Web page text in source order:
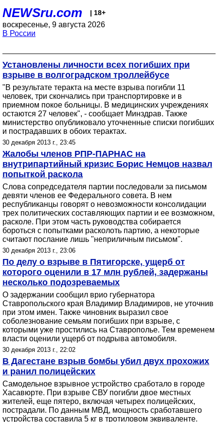
NEWSru.com | 18+
воскресенье, 9 августа 2026
В России
Установлены личности всех погибших при
взрыве в волгоградском троллейбусе
"В результате теракта на месте взрыва погибли 11
человек, три скончались при транспортировке и в
приемном покое больницы. В медицинских учреждениях
остаются 27 человек", - сообщает Минздрав. Также
министерство опубликовало уточненные списки погибших
и пострадавших в обоих терактах.
30 декабря 2013 г., 23:45
Жалобы членов РПР-ПАРНАС на
внутрипартийный кризис Борис Немцов назвал
попыткой раскола
Слова сопредседателя партии последовали за письмом
девяти членов ее Федерального совета. В нем
республиканцы говорят о невозможности консолидации
трех политических составляющих партии и ее возможном,
расколе. При этом часть руководства собирается
бороться с попытками расколоть партию, а некоторые
считают послание лишь "неприличным письмом".
30 декабря 2013 г., 23:06
По делу о взрыве в Пятигорске, ущерб от
которого оценили в 17 млн рублей, задержаны
несколько подозреваемых
О задержании сообщил врио губернатора
Ставропольского края Владимир Владимиров, не уточнив
при этом имен. Также чиновник выразил свое
соболезнование семьям погибших при взрыве, с
которыми уже простились на Ставрополье. Тем временем
власти оценили ущерб от подрыва автомобиля.
30 декабря 2013 г., 22:02
В Дагестане взрыв бомбы убил двух прохожих
и ранил полицейских
Самодельное взрывное устройство сработало в городе
Хасавюрте. При взрыве СВУ погибли двое местных
жителей, еще пятеро, включая четырех полицейских,
пострадали. По данным МВД, мощность сработавшего
устройства составила 5 кг в тротиловом эквиваленте.